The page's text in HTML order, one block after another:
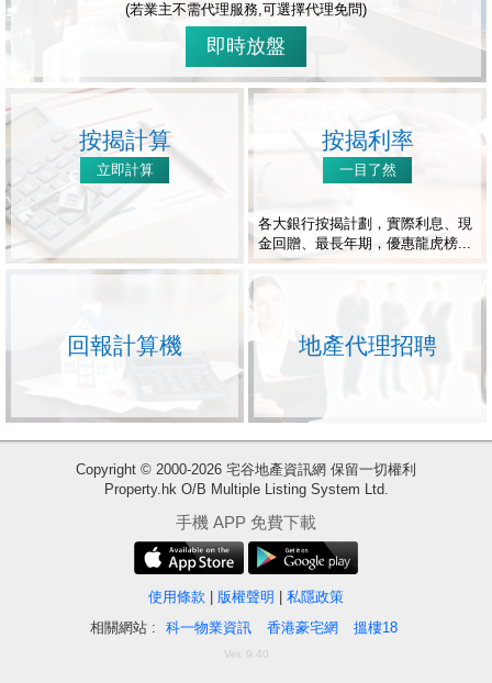
(若業主不需代理服務,可選擇代理免問)
即時放盤
按揭計算
立即計算
按揭利率
一目了然
各大銀行按揭計劃，實際利息、現
金回贈、最長年期，優惠龍虎榜...
回報計算機 地產代理招聘
Copyright © 2000-2026 宅谷地產資訊網 保留一切權利
Property.hk O/B Multiple Listing System Ltd.
手機 APP 免費下載
使用條款 版權聲明
私隱政策
相關網站 :
科一物業資訊 香港豪宅網 搵樓18
Ver. 9.40